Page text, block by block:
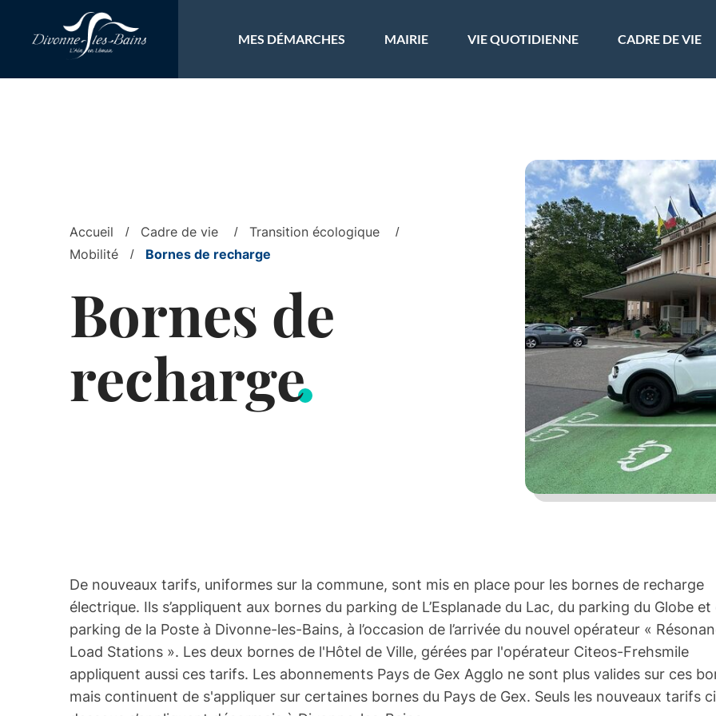
MES DÉMARCHES MAIRIE VIE QUOTIDIENNE CADRE DE VIE
Accueil Cadre de vie
Transition écologique
Mobilité
Bornes de recharge
Bornes de
recharge
De nouveaux tarifs, uniformes sur la commune, sont mis en place pour les bornes de recharge
électrique. Ils s’appliquent aux bornes du parking de L’Esplanade du Lac, du parking du Globe et
parking de la Poste à Divonne-les-Bains, à l’occasion de l’arrivée du nouvel opérateur «
Load Stations ». Les deux bornes de l'Hôtel de Ville, gérées par l'opérateur Citeos-Frehsmile
appliquent aussi ces tarifs. Les abonnements Pays de Gex Agglo ne sont plus valides sur ces
mais continuent de s'appliquer sur certaines bornes du Pays de Gex. Seuls les nouveaux tarifs